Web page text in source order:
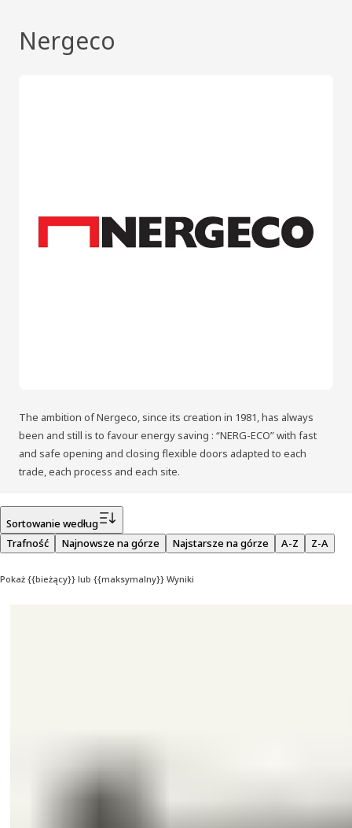
Nergeco
The ambition of Nergeco, since its creation in 1981, has always
been and still is to favour energy saving : “NERG-ECO” with fast
and safe opening and closing flexible doors adapted to each
trade, each process and each site.
Sortowanie według
Trafność
Najnowsze na górze Najstarsze na górze A-Z Z-A
Pokaż {{bieżący}} lub {{maksymalny}} Wyniki